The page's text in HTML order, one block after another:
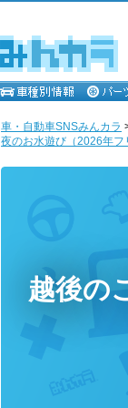
車・自動車SNSみんカラ
夜のお水遊び（2026年フ
越後の